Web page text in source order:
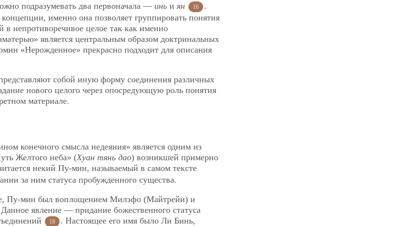
подразумевать два первоначала — инь и ян 16
.
именно она позволяет группировать понятия
непротиворечивое целое так как именно
является центральным образом доктринальных
«Нерожденное» прекрасно подходит для описания
собой иную форму соединения различных
нового целого через опосредующую роль понятия
материале.
конечного смысла недеяния» является одним из
Желтого неба» (Хуан тянь дао) возникшей примерно
некий Пу-мин, называемый в самом тексте
за ним статуса пробужденного существа.
Пу-мин был воплощением Милэфо (Майтрейи) и
явление — придание божественного статуса
18
. Настоящее его имя было Ли Бинь,